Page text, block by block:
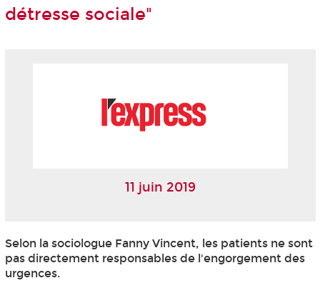
détresse sociale"
11 juin 2019
Selon la sociologue Fanny Vincent, les patients ne sont
pas directement responsables de l'engorgement des
urgences.